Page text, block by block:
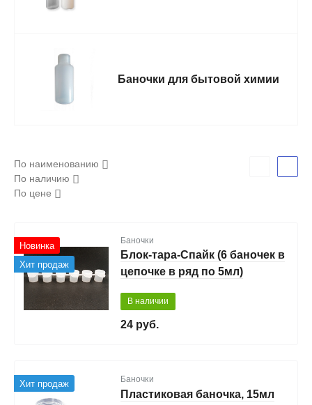
Баночки для бытовой химии
По наименованию
По наличию
По цене
Новинка
Хит продаж
Баночки
Блок-тара-Спайк (6 баночек в
цепочке в ряд по 5мл)
24 руб.
В наличии
Хит продаж Баночки
Пластиковая баночка, 15мл